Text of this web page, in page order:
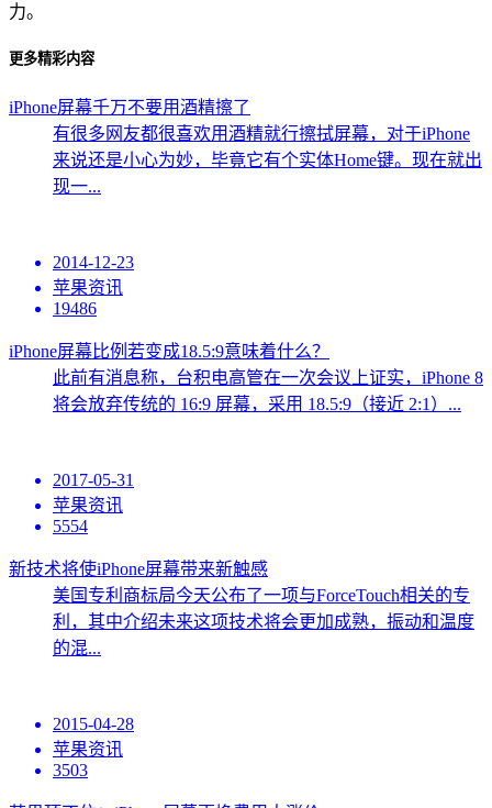
力。
更多精彩内容
iPhone屏幕千万不要用酒精擦了
有很多网友都很喜欢用酒精就行擦拭屏幕，对于iPhone
来说还是小心为妙，毕竟它有个实体Home键。现在就出
现一...
2014-12-23
苹果资讯
19486
iPhone屏幕比例若变成18.5:9意味着什么？
此前有消息称，台积电高管在一次会议上证实，iPhone 8
将会放弃传统的 16:9 屏幕，采用 18.5:9（接近 2:1）...
2017-05-31
苹果资讯
5554
新技术将使iPhone屏幕带来新触感
美国专利商标局今天公布了一项与ForceTouch相关的专
利，其中介绍未来这项技术将会更加成熟，振动和温度
的混...
2015-04-28
苹果资讯
3503